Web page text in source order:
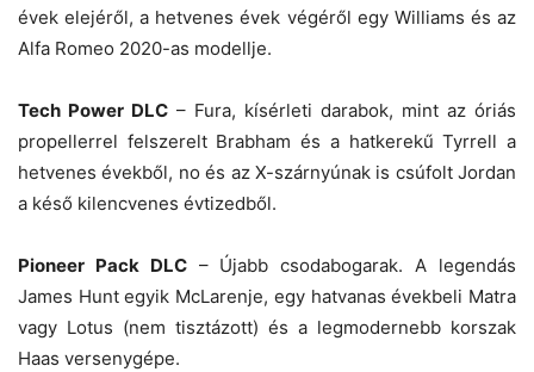
évek elejéről, a hetvenes évek végéről egy Williams és az
Alfa Romeo 2020-as modellje.
Tech Power DLC – Fura, kísérleti darabok, mint az óriás
propellerrel felszerelt Brabham és a hatkerekű Tyrrell a
hetvenes évekből, no és az X-szárnyúnak is csúfolt Jordan
a késő kilencvenes évtizedből.
Pioneer Pack DLC– Újabb csodabogarak. A legendás
James Hunt egyik McLarenje, egy hatvanas évekbeli Matra
vagy Lotus (nem tisztázott) és a legmodernebb korszak
Haas versenygépe.